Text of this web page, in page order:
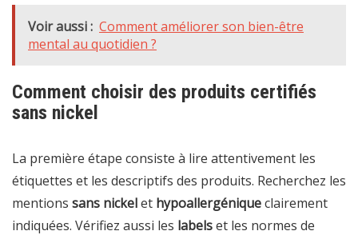
Voir aussi : Comment améliorer son bien-être
mental au quotidien ?
Comment choisir des produits certifiés
sans nickel
La première étape consiste à lire attentivement les
étiquettes et les descriptifs des produits. Recherchez les
mentions sans nickelet hypoallergéniqueclairement
indiquées. Vérifiez aussi les labelset les normes de